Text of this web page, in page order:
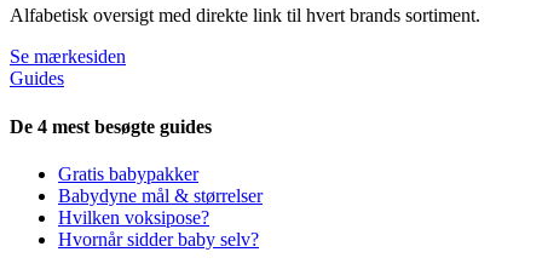
Alfabetisk oversigt med direkte link til hvert brands sortiment.
Se mærkesiden
Guides
De 4 mest besøgte guides
Gratis babypakker
Babydyne mål & størrelser
Hvilken voksipose?
Hvornår sidder baby selv?